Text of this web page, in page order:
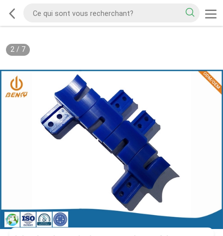
2/ 7